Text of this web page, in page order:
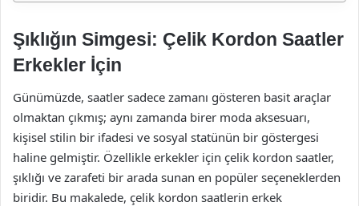
Şıklığın Simgesi: Çelik Kordon Saatler
Erkekler İçin
Günümüzde, saatler sadece zamanı gösteren basit araçlar
olmaktan çıkmış; aynı zamanda birer moda aksesuarı,
kişisel stilin bir ifadesi ve sosyal statünün bir göstergesi
haline gelmiştir. Özellikle erkekler için çelik kordon saatler,
şıklığı ve zarafeti bir arada sunan en popüler seçeneklerden
biridir. Bu makalede, çelik kordon saatlerin erkek